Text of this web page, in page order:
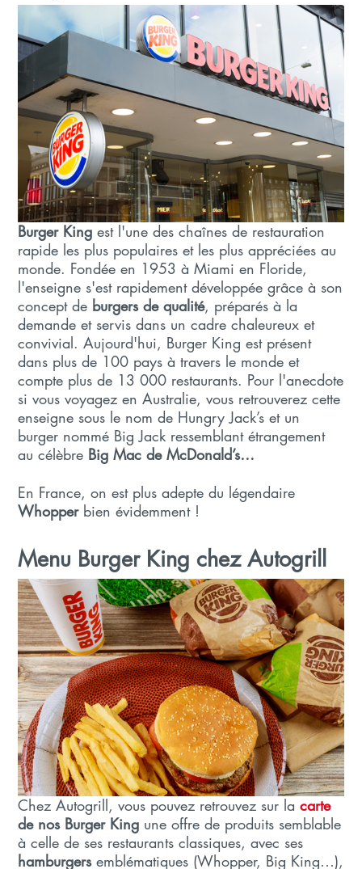
Burger King est l'une des chaînes de restauration
rapide les plus populaires et les plus appréciées au
monde. Fondée en 1953 à Miami en Floride,
l'enseigne s'est rapidement développée grâce à son
concept de burgers de qualité, préparés à la
demande et servis dans un cadre chaleureux et
convivial. Aujourd'hui, Burger King est présent
dans plus de 100 pays à travers le monde et
compte plus de 13 000 restaurants. Pour l'anecdote
si vous voyagez en Australie, vous retrouverez cette
enseigne sous le nom de Hungry Jack’s et un
burger nommé Big Jack ressemblant étrangement
au célèbre Big Mac de McDonald’s…
En France, on est plus adepte du légendaire
Whopperbien évidemment !
Menu Burger King chez Autogrill
Chez Autogrill, vous pouvez retrouvez sur lacarte
de nos Burger King une offre de produits semblable
à celle de ses restaurants classiques, avec ses
hamburgersemblématiques (Whopper, Big King…),